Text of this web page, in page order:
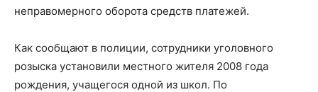
неправомерного оборота средств платежей.
Как сообщают в полиции, сотрудники уголовного
розыска установили местного жителя 2008 года
рождения, учащегося одной из школ. По